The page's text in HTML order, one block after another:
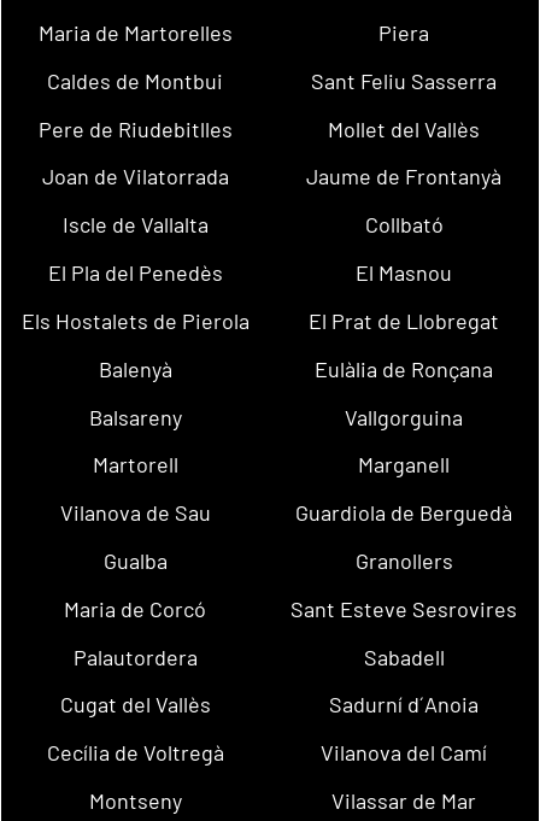
Maria de Martorelles
Piera
Caldes de Montbui
Sant Feliu Sasserra
Pere de Riudebitlles
Mollet del Vallès
Joan de Vilatorrada
Jaume de Frontanyà
Iscle de Vallalta
Collbató
El Pla del Penedès
El Masnou
Els Hostalets de Pierola
El Prat de Llobregat
Balenyà
Eulàlia de Ronçana
Balsareny
Vallgorguina
Martorell
Marganell
Vilanova de Sau
Guardiola de Berguedà
Gualba
Granollers
Maria de Corcó
Sant Esteve Sesrovires
Palautordera
Sabadell
Cugat del Vallès
Sadurní d´Anoia
Cecília de Voltregà
Vilanova del Camí
Montseny
Vilassar de Mar